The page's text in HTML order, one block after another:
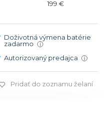
199 €
Doživotná výmena batérie
zadarmo
i
Autorizovaný predajca i
Pridať do zoznamu želaní